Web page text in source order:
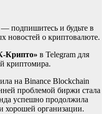
— подпишитесь и будьте в
новостей о криптовалюте.
Крипто» в Telegram для
криптомира.
на Binance Blockchain
проблемой биржи стала
успешно продолжила
хорошей организации.